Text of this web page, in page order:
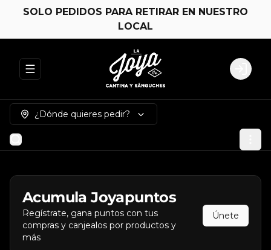
SOLO PEDIDOS PARA RETIRAR EN NUESTRO
LOCAL
Abrir menu de navegación Login
¿Dónde quieres pedir?
AcumulaJoyapuntos
Regístrate, gana puntos con tus
compras y canjealos por productos y
más
Únete